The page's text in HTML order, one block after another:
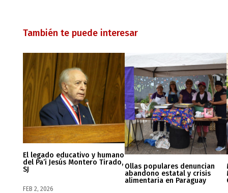
También te puede interesar
El legado educativo y humano
del Pa’i Jesús Montero Tirado,
SJ
FEB 2, 2026
Ollas populares denuncian
abandono estatal y crisis
alimentaria en Paraguay